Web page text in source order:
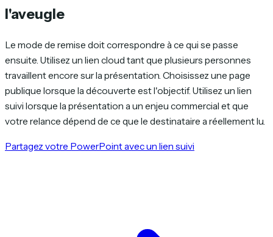
l'aveugle
Le mode de remise doit correspondre à ce qui se passe
ensuite. Utilisez un lien cloud tant que plusieurs personnes
travaillent encore sur la présentation. Choisissez une page
publique lorsque la découverte est l'objectif. Utilisez un lien
suivi lorsque la présentation a un enjeu commercial et que
votre relance dépend de ce que le destinataire a réellement lu.
Partagez votre PowerPoint avec un lien suivi